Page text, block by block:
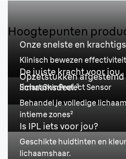
Hoogtepunten
Onze snelste en
Klinisch bewezen
De juiste kracht voor jou.
Smart SkinProtect Sensor
Opzetstukken afgestemd
lichaamsdeel.³
Behandel je volledige
intieme zones²
Is IPL iets voor jou?
Geschikte huidtinten en
lichaamshaar.